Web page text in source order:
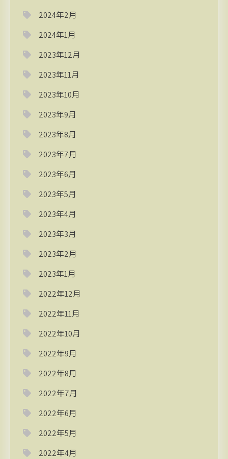
2024年2月
2024年1月
2023年12月
2023年11月
2023年10月
2023年9月
2023年8月
2023年7月
2023年6月
2023年5月
2023年4月
2023年3月
2023年2月
2023年1月
2022年12月
2022年11月
2022年10月
2022年9月
2022年8月
2022年7月
2022年6月
2022年5月
2022年4月